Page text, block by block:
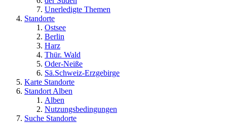
Unerledigte Themen
Standorte
Ostsee
Berlin
Harz
Thür. Wald
Oder-Neiße
Sä.Schweiz-Erzgebirge
Karte Standorte
Standort Alben
Alben
Nutzungsbedingungen
Suche Standorte